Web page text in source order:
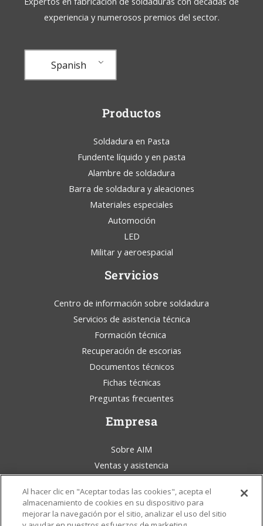
experiencia y numerosos premios del sector.
Spanish
Productos
Soldadura en Pasta
Fundente líquido y en pasta
Alambre de soldadura
Barra de soldadura y aleaciones
Materiales especiales
Automoción
LED
Militar y aeroespacial
Servicios
Centro de información sobre soldadura
Servicios de asistencia técnica
Formación técnica
Recuperación de escorias
Documentos técnicos
Fichas técnicas
Preguntas frecuentes
Empresa
Sobre AIM
Ventas y asistencia
Condiciones generales
Aviso legal
Al hacer clic en "Aceptar todas las cookies", acepta el
almacenamiento de cookies en su dispositivo para
mejorar la navegación por el sitio, analizar el uso del sitio